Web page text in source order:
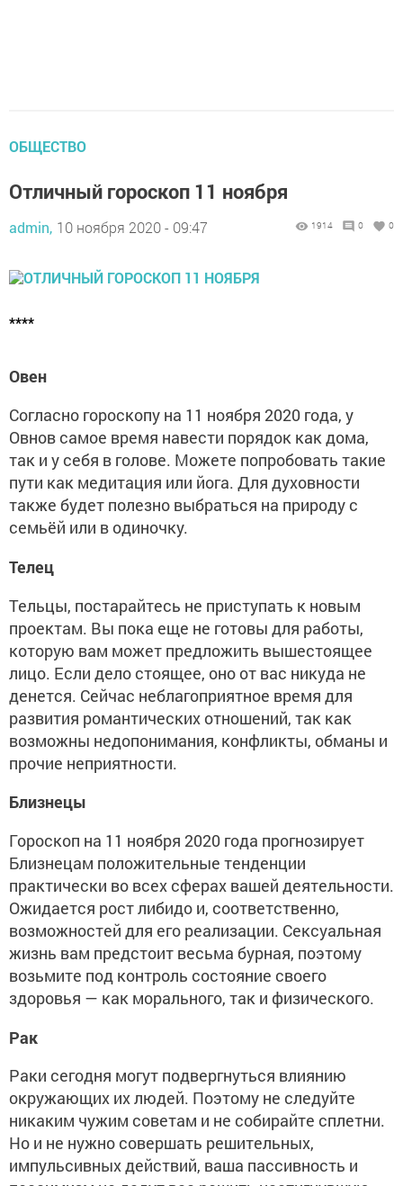
ОБЩЕСТВО
Отличный гороскоп 11 ноября
admin, 10 ноября 2020 - 09:47 1914 0 0
****
Овен
Согласно гороскопу на 11 ноября 2020 года, у
Овнов самое время навести порядок как дома,
так и у себя в голове. Можете попробовать такие
пути как медитация или йога. Для духовности
также будет полезно выбраться на природу с
семьёй или в одиночку.
Телец
Тельцы, постарайтесь не приступать к новым
проектам. Вы пока еще не готовы для работы,
которую вам может предложить вышестоящее
лицо. Если дело стоящее, оно от вас никуда не
денется. Сейчас неблагоприятное время для
развития романтических отношений, так как
возможны недопонимания, конфликты, обманы и
прочие неприятности.
Близнецы
Гороскоп на 11 ноября 2020 года прогнозирует
Близнецам положительные тенденции
практически во всех сферах вашей деятельности.
Ожидается рост либидо и, соответственно,
возможностей для его реализации. Сексуальная
жизнь вам предстоит весьма бурная, поэтому
возьмите под контроль состояние своего
здоровья — как морального, так и физического.
Рак
Раки сегодня могут подвергнуться влиянию
окружающих их людей. Поэтому не следуйте
никаким чужим советам и не собирайте сплетни.
Но и не нужно совершать решительных,
импульсивных действий, ваша пассивность и